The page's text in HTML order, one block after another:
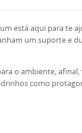
está aqui para
um suporte e
o ambiente,
como